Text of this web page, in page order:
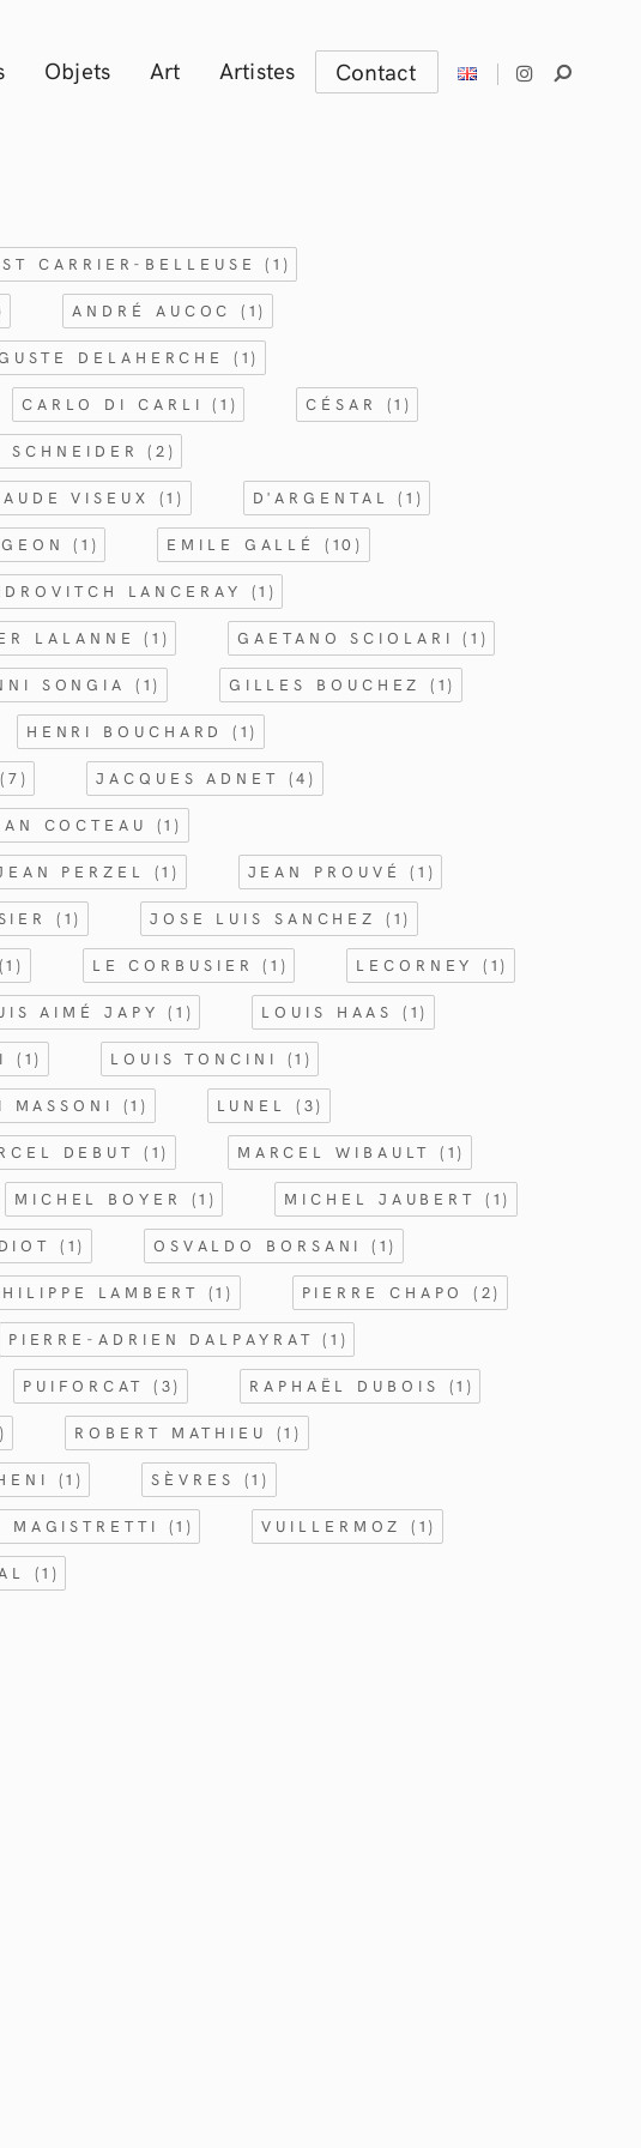
Objets Art Artistes Contact
CARRIER-BELLEUSE(1)
ANDRÉ AUCOC(1)
DELAHERCHE(1)
CARLO DI CARLI(1) CÉSAR (1)
SCHNEIDER(2)
VISEUX (1) D'ARGENTAL(1)
(1) EMILE GALLÉ(10)
LANCERAY (1)
LALANNE(1) GAETANO SCIOLARI(1)
SONGIA (1) GILLES BOUCHEZ(1)
HENRI BOUCHARD(1)
(7) JACQUES ADNET (4)
COCTEAU (1)
PERZEL (1) JEAN PROUVÉ(1)
(1) JOSE LUIS SANCHEZ(1)
(1) LE CORBUSIER(1) LECORNEY(1)
AIMÉ JAPY(1) LOUIS HAAS(1)
(1) LOUIS TONCINI (1)
MASSONI (1) LUNEL (3)
DEBUT (1) MARCEL WIBAULT(1)
MICHEL BOYER (1) MICHEL JAUBERT (1)
(1) OSVALDO BORSANI(1)
LAMBERT (1) PIERRE CHAPO(2)
PIERRE-ADRIEN DALPAYRAT(1)
PUIFORCAT(3) RAPHAËL DUBOIS (1)
ROBERT MATHIEU (1)
(1) SÈVRES (1)
MAGISTRETTI (1) VUILLERMOZ(1)
(1)